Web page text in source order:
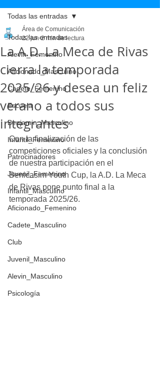
Todas las entradas
Alevin_Femenino
Aficionado_Masculino
Cadete_Femenino
Escuela
Benjamin_Masculino
Infantil_Femenino
Patrocinadores
Juvenil_Femenino
Infantil_Masculino
Aficionado_Femenino
Cadete_Masculino
Club
Juvenil_Masculino
Alevin_Masculino
Psicología
Todas las entradas
La A.D. La Meca de Rivas
cierra la temporada
2025/26 y desea un feliz
verano a todos sus
integrantes
Área de Comunicación
22 jun 2 min de lectura
Con la finalización de las
competiciones oficiales y la conclusión
de nuestra participación en el
Benicasim Youth Cup, la A.D. La Meca
de Rivas pone punto final a la
temporada 2025/26.